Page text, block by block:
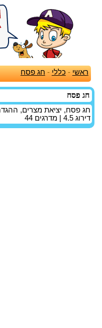
ראשי - כללי - חג פסח
חג פסח
חג פסח, יציאת מצרים,
דירוג 4.5 | מדרגים 44